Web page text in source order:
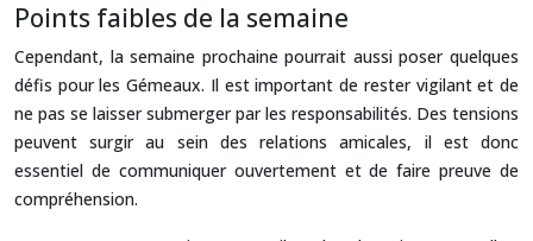
Points faibles de la semaine
Cependant, la semaine prochaine pourrait aussi poser quelques
défis pour les Gémeaux. Il est important de rester vigilant et de
ne pas se laisser submerger par les responsabilités. Des tensions
peuvent surgir au sein des relations amicales, il est donc
essentiel de communiquer ouvertement et de faire preuve de
compréhension.